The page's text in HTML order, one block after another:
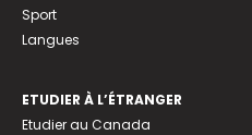
Sport
Langues
ETUDIER À L’ÉTRANGER
Etudier au Canada